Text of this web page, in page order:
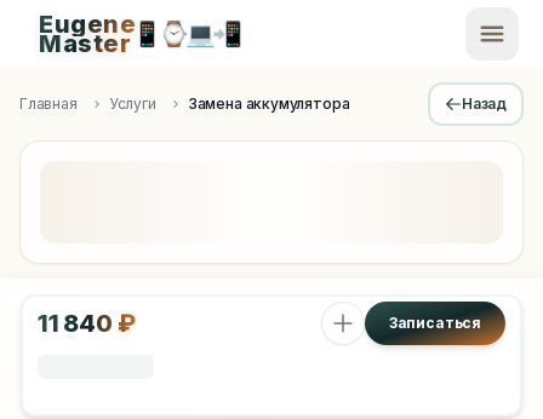
Apple Diagnostics & Engineering Authority in Saint
Eugene
Master📱 ⌚💻📲
Главная Услуги Замена аккумулятора Назад
11 840 ₽ Записаться